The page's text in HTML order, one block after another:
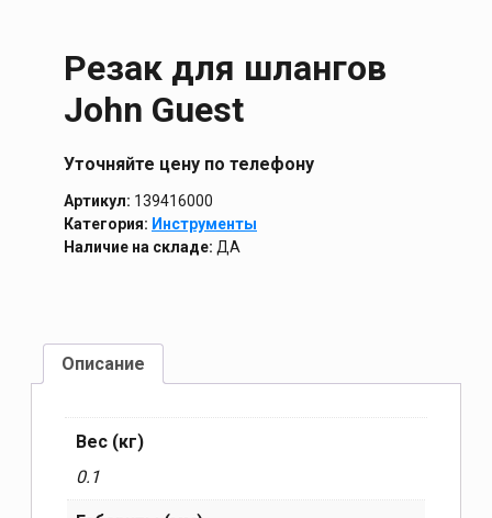
Резак для шлангов
John Guest
Уточняйте цену по телефону
Артикул: 139416000
Категория: Инструменты
Наличие на складе: ДА
Описание
Вес (кг)
0.1